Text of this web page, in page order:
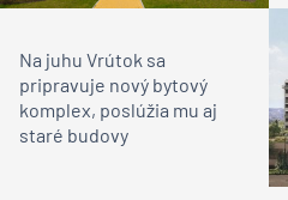
Na juhu Vrútok sa
pripravuje nový bytový
komplex, poslúžia mu aj
staré budovy